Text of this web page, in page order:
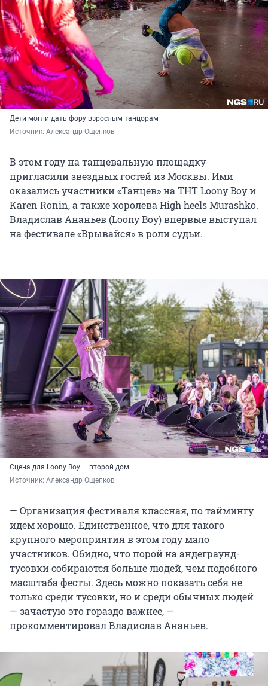
Дети могли дать фору взрослым танцорам
Источник: Александр Ощепков
В этом году на танцевальную площадку
пригласили звездных гостей из Москвы. Ими
оказались участники «Танцев» на ТНТ Loony Boy и
Karen Ronin, а также королева High heels Murashko.
Владислав Ананьев (Loony Boy) впервые выступал
на фестивале «Врывайся» в роли судьи.
Сцена для Loony Boy — второй дом
Источник: Александр Ощепков
— Организация фестиваля классная, по таймингу
идем хорошо. Единственное, что для такого
крупного мероприятия в этом году мало
участников. Обидно, что порой на андеграунд-
тусовки собираются больше людей, чем подобного
масштаба фесты. Здесь можно показать себя не
только среди тусовки, но и среди обычных людей
— зачастую это гораздо важнее, —
прокомментировал Владислав Ананьев.